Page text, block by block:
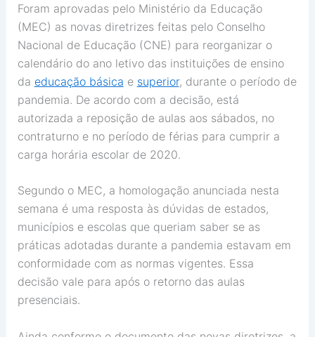
Foram aprovadas pelo Ministério da Educação
(MEC) as novas diretrizes feitas pelo Conselho
Nacional de Educação (CNE) para reorganizar o
calendário do ano letivo das instituições de ensino
da educação básica e superior, durante o período de
pandemia. De acordo com a decisão, está
autorizada a reposição de aulas aos sábados, no
contraturno e no período de férias para cumprir a
carga horária escolar de 2020.
Segundo o MEC, a homologação anunciada nesta
semana é uma resposta às dúvidas de estados,
municípios e escolas que queriam saber se as
práticas adotadas durante a pandemia estavam em
conformidade com as normas vigentes. Essa
decisão vale para após o retorno das aulas
presenciais.